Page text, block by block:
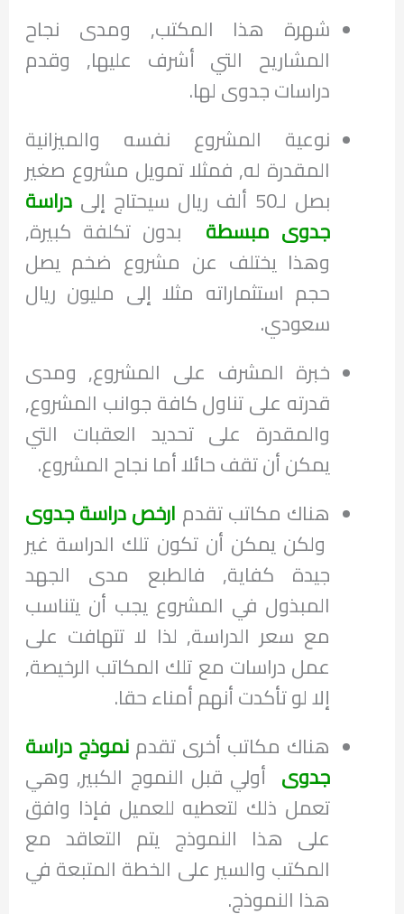
شهرة هذا المكتب, ومدى نجاح
المشاريح التي أشرف عليها, وقدم
دراسات جدوى لها.
نوعية المشروع نفسه والميزانية
المقدرة له, فمثلا تمويل مشروع صغير
بصل لـ50 ألف ريال سيحتاج إلى
دراسة
جدوى مبسطة بدون تكلفة كبيرة,
وهذا يختلف عن مشروع ضخم يصل
حجم استثماراته مثلا إلى مليون ريال
سعودي.
خبرة المشرف على المشروع, ومدى
قدرته على تناول كافة جوانب المشروع,
والمقدرة على تحديد العقبات التي
يمكن أن تقف حائلا أما نجاح المشروع.
هناك مكاتب تقدم ارخص دراسة جدوى
ولكن يمكن أن تكون تلك الدراسة غير
جيدة كفاية, فالطبع مدى الجهد
المبذول في المشروع يجب أن يتناسب
مع سعر الدراسة, لذا لا تتهافت على
عمل دراسات مع تلك المكاتب الرخيصة,
إلا لو تأكدت أنهم أمناء حقا.
هناك مكاتب أخرى تقدمنموذج دراسة
جدوى أولي قبل النموج الكبير, وهي
تعمل ذلك لتعطيه للعميل فإذا وافق
على هذا النموذج يتم التعاقد مع
المكتب والسير على الخطة المتبعة في
هذا النموذج.